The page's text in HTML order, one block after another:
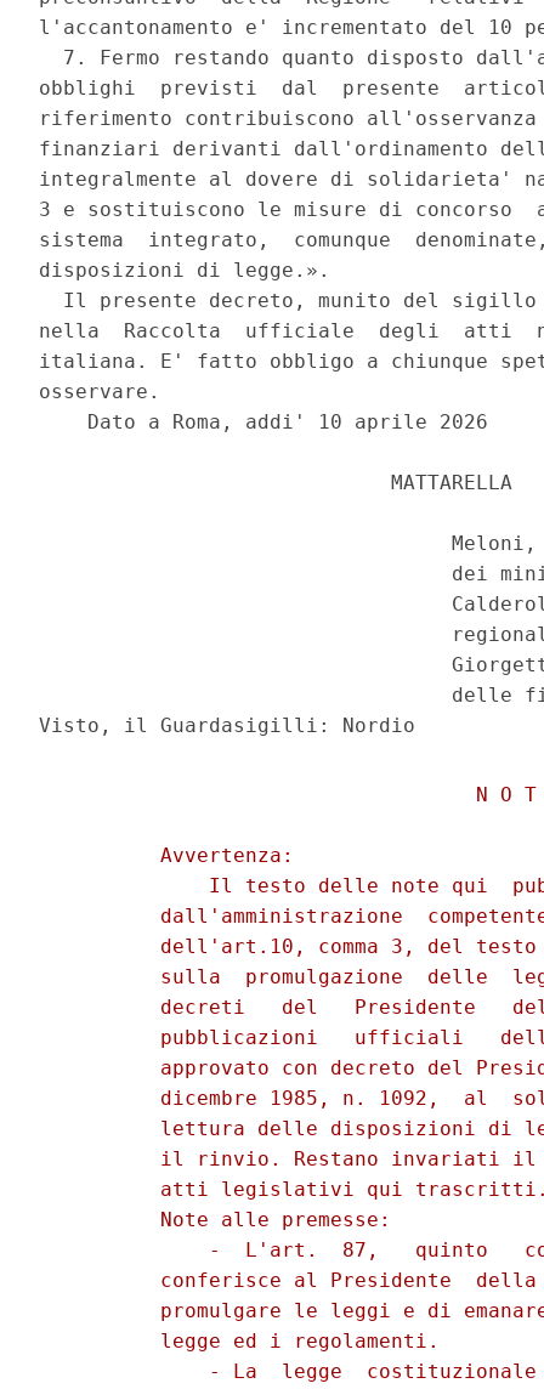
l'accantonamento e' incrementato del 10
7. Fermo restando quanto disposto
obblighi  previsti  dal  presente
riferimento contribuiscono
finanziari derivanti dall'ordinamento
integralmente al dovere di solidarieta'
3 e sostituiscono le misure di concorso
sistema  integrato,  comunque
disposizioni di legge.».
Il presente decreto, munito del
nella  Raccolta  ufficiale  degli  atti
italiana. E' fatto obbligo a chiunque
osservare.
    Dato a Roma, addi' 10 aprile 2026
                             MATTARELLA
dei
delle
N O
          Avvertenza:
Il testo delle note qui
dall'amministrazione
dell'art.10, comma 3, del
sulla  promulgazione  delle
decreti   del   Presidente
pubblicazioni   ufficiali
approvato con decreto del
dicembre 1985, n. 1092,  al
lettura delle disposizioni di
il rinvio. Restano invariati
atti legislativi qui
          Note alle premesse:
-  L'art.  87,   quinto
conferisce al Presidente
promulgare le leggi e di
          legge ed i regolamenti.
- La  legge